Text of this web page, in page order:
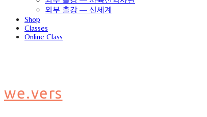
외부 출강 — 신세계
Shop
Classes
Online Class
we.vers